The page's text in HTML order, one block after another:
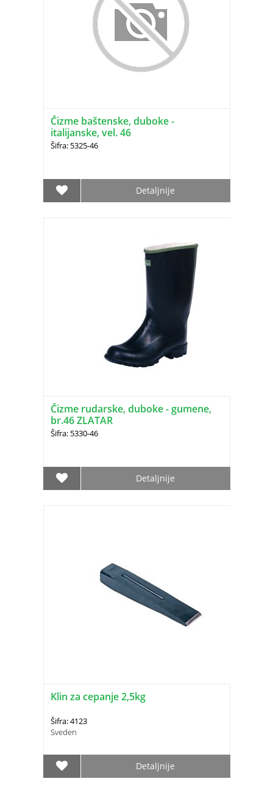
Čizme baštenske, duboke -
italijanske, vel. 46
Šifra: 5325-46
Detaljnije
Čizme rudarske, duboke - gumene,
br.46 ZLATAR
Šifra: 5330-46
Detaljnije
Klin za cepanje 2,5kg
Šifra: 4123
Sveden
Detaljnije